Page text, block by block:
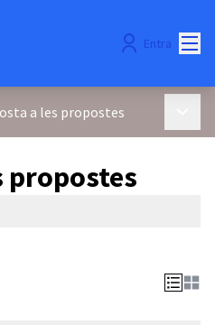
Entra
a les propostes
propostes